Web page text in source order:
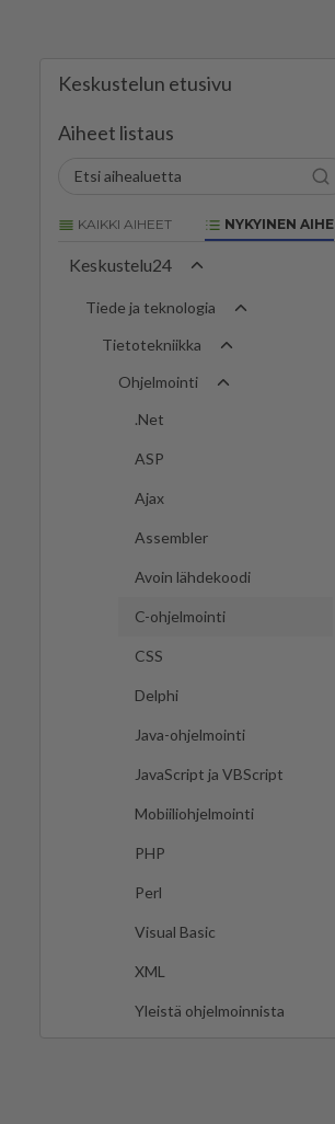
Keskustelun etusivu
Aiheet listaus
KAIKKI AIHEET NYKYINEN AIHE
Keskustelu24
Tiede ja teknologia
Tietotekniikka
Ohjelmointi
.Net
ASP
Ajax
Assembler
Avoin lähdekoodi
C-ohjelmointi
CSS
Delphi
Java-ohjelmointi
JavaScript ja VBScript
Mobiiliohjelmointi
PHP
Perl
Visual Basic
XML
Yleistä ohjelmoinnista